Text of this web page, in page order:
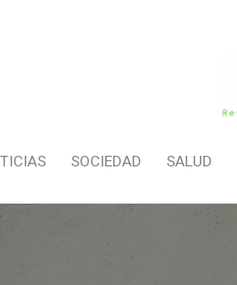
SOCIEDAD SALUD